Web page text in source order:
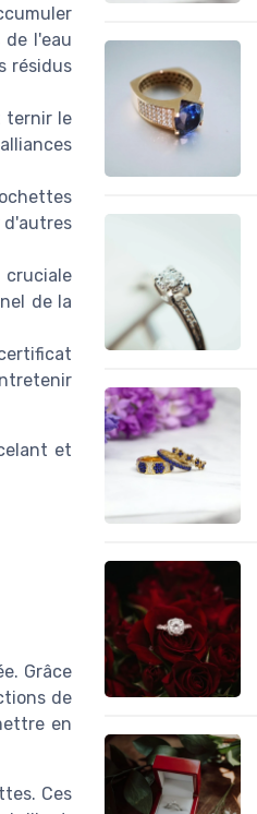
de l'eau
résidus
ternir le
d'autres
de la
et
Grâce
de
en
Ces